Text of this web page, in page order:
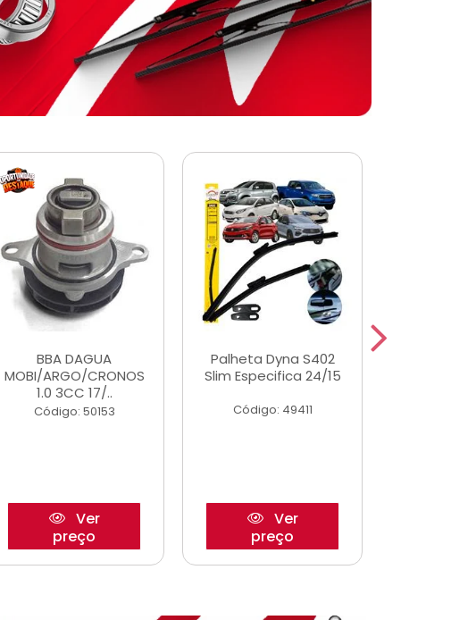
BBA DAGUA
MOBI/ARGO/CRONOS
1.0 3CC 17/..
Código: 50153
Ver
preço
Palheta Dyna S402
Slim Especifica 24/15
Código: 49411
Ver
preço